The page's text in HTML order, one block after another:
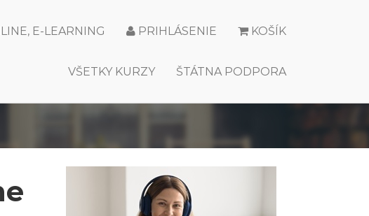
KOŠÍK
PRIHLÁSENIE
E-LEARNING
ŠTÁTNA PODPORA
VŠETKY KURZY